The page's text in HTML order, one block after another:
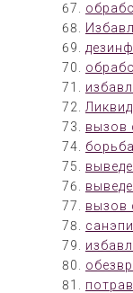
вызов
вызов